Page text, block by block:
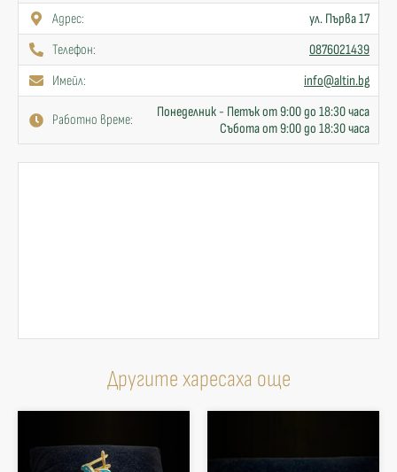
Адрес:
ул. Първа 17
Телефон:
0876021439
Имейл:
info@altin.bg
Работно време:
Понеделник - Петък от 9:00 до 18:30 часа
Събота от 9:00 до 18:30 часа
Другите харесаха още